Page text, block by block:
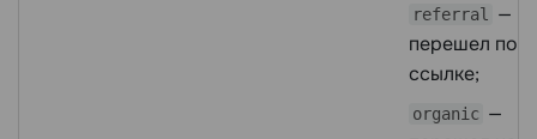
referral —
перешел по
ссылке;
organic —